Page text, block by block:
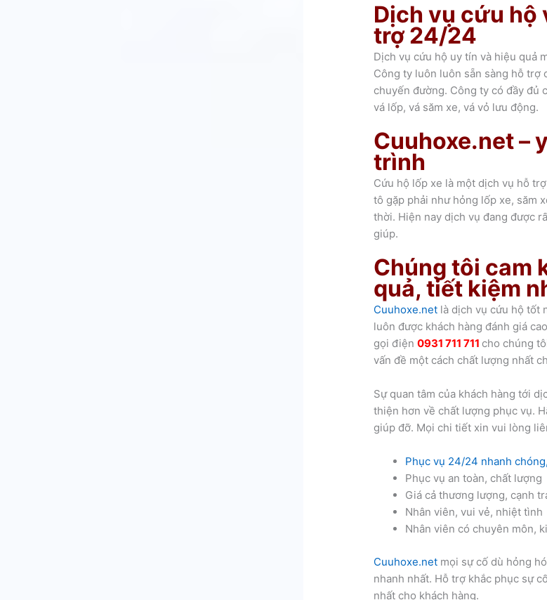
Dịch vụ cứu hộ
trợ 24/24
Dịch vụ cứu hộ uy tín và hiệu quả
Công ty luôn luôn sẵn sàng hỗ trợ
chuyến đường. Công ty có đầy đủ
vá lốp, vá săm xe, vá vỏ lưu động.
Cuuhoxe.net –
trình
Cứu hộ lốp xe là một dịch vụ hỗ
tô gặp phải như hỏng lốp xe, săm
thời. Hiện nay dịch vụ đang được
giúp.
Chúng tôi cam
quả, tiết kiệm
Cuuhoxe.net là dịch vụ cứu hộ tốt
luôn được khách hàng đánh giá
gọi điện0931 711 711 cho chúng
vấn đề một cách chất lượng nhất
Sự quan tâm của khách hàng tới
thiện hơn về chất lượng phục vụ.
giúp đỡ. Mọi chi tiết xin vui lòng
Phục vụ 24/24 nhanh
Phục vụ an toàn, chất lượng
Giá cả thương lượng, cạnh
Nhân viên, vui vẻ, nhiệt tình
Nhân viên có chuyên môn,
Cuuhoxe.net mọi sự cố dù hỏng
nhanh nhất. Hỗ trợ khắc phục sự
nhất cho khách hàng.